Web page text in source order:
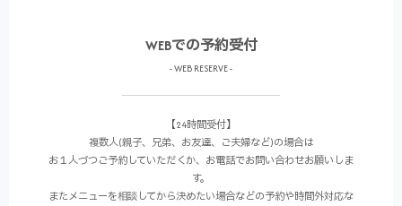
WEBでの予約受付
- WEB RESERVE -
【24時間受付】
複数人(親子、兄弟、お友達、ご夫婦など)の場合は
お１人づつご予約していただくか、お電話でお問い合わせお願いしま
す。
またメニューを相談してから決めたい場合などの予約や時間外対応な